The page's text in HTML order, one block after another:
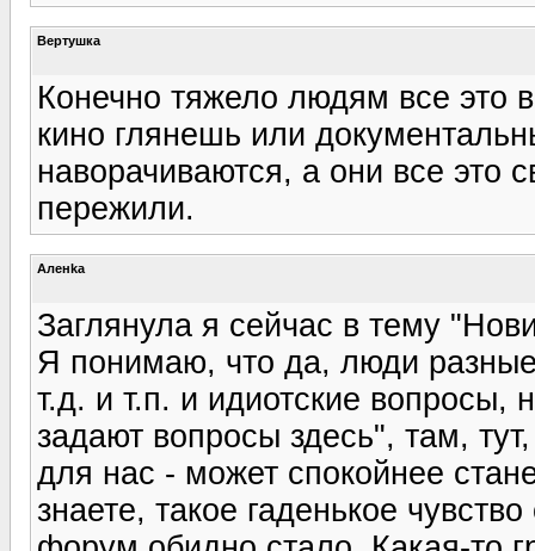
Вертушка
Конечно тяжело людям все это
кино глянешь или
наворачиваются, а они все это
пережили.
Аленka
Заглянула я сейчас в тему
Я понимаю, что да, люди
т.д. и т.п. и идиотские вопросы,
задают вопросы здесь", там,
для нас - может спокойнее
знаете, такое гаденькое